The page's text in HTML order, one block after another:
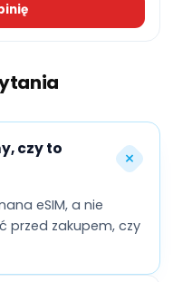
czy to
+
eSIM, a nie
przed zakupem, czy